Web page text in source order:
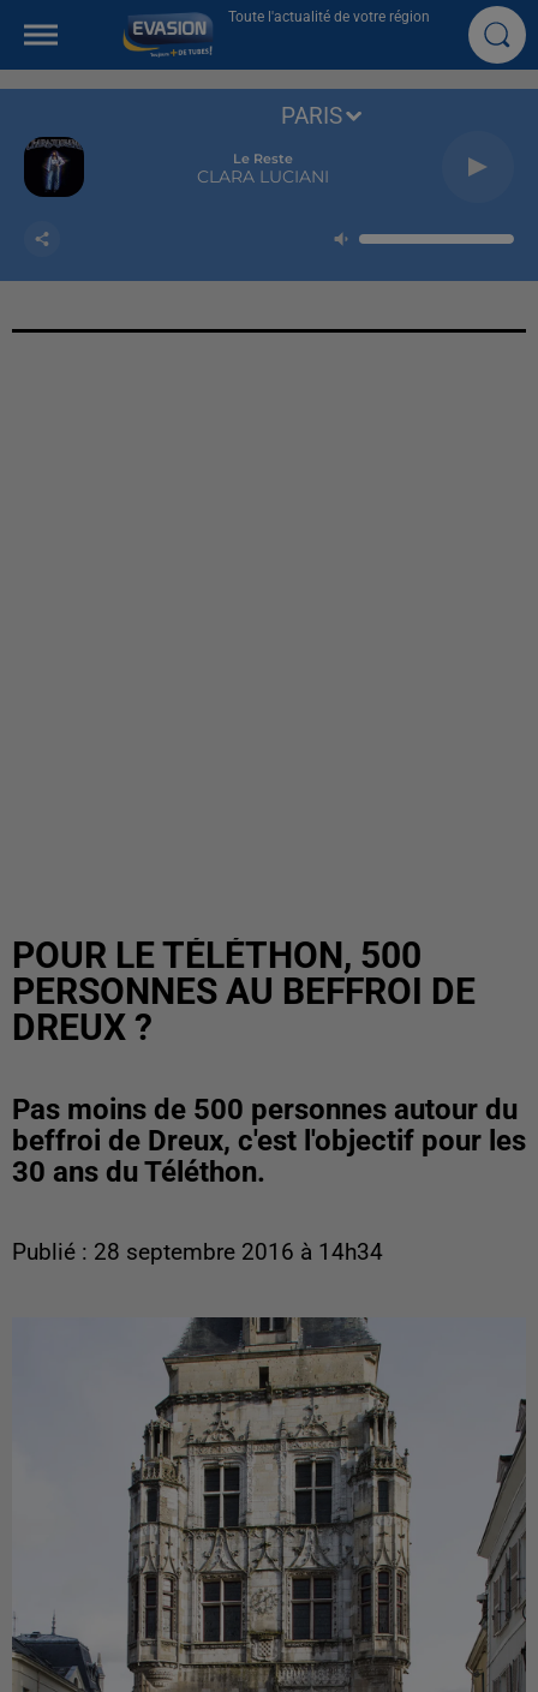
Toute l'actualité de votre région
Le Reste
CLARA LUCIANI
PARIS
POUR LE TÉLÉTHON, 500
PERSONNES AU BEFFROI DE
DREUX ?
Pas moins de 500 personnes autour du
beffroi de Dreux, c'est l'objectif pour les
30 ans du Téléthon.
Publié : 28 septembre 2016 à 14h34